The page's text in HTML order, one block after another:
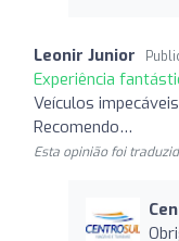
Leonir Junior
Experiência
Veículos
Recomendo…
Esta opinião foi